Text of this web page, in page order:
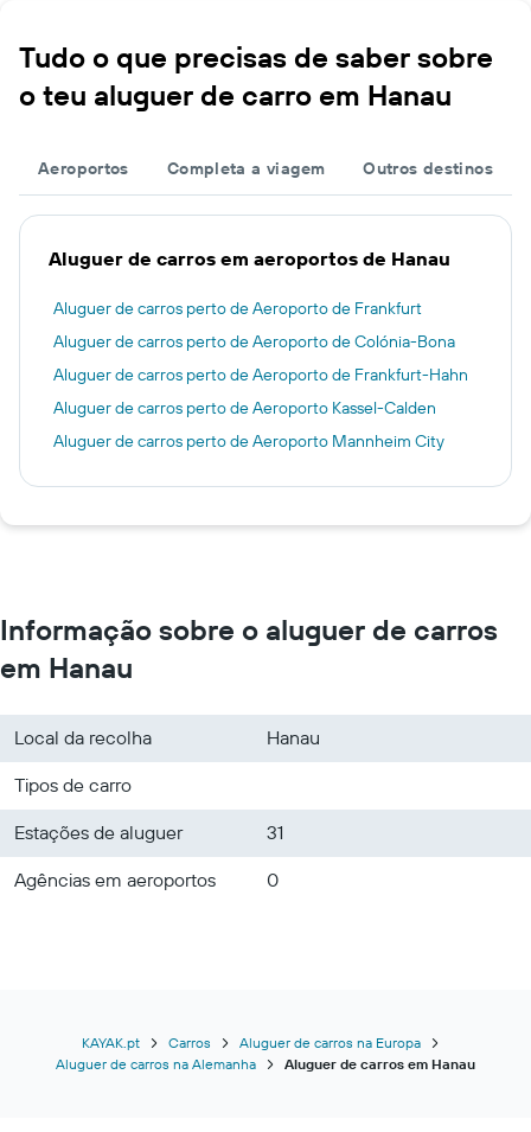
Tudo o que precisas de saber sobre
o teu aluguer de carro em Hanau
Aeroportos Completa a viagem Outros destinos
Aluguer de carros em aeroportos de Hanau
Aluguer de carros perto de Aeroporto de Frankfurt
Aluguer de carros perto de Aeroporto de Colónia-Bona
Aluguer de carros perto de Aeroporto de Frankfurt-Hahn
Aluguer de carros perto de Aeroporto Kassel-Calden
Aluguer de carros perto de Aeroporto Mannheim City
Informação sobre o aluguer de carros
em Hanau
Local da recolha
Hanau
Tipos de carro
Estações de aluguer
31
Agências em aeroportos
0
KAYAK.pt Carros
Aluguer de carros na Europa
Aluguer de carros na Alemanha
Aluguer de carros em Hanau